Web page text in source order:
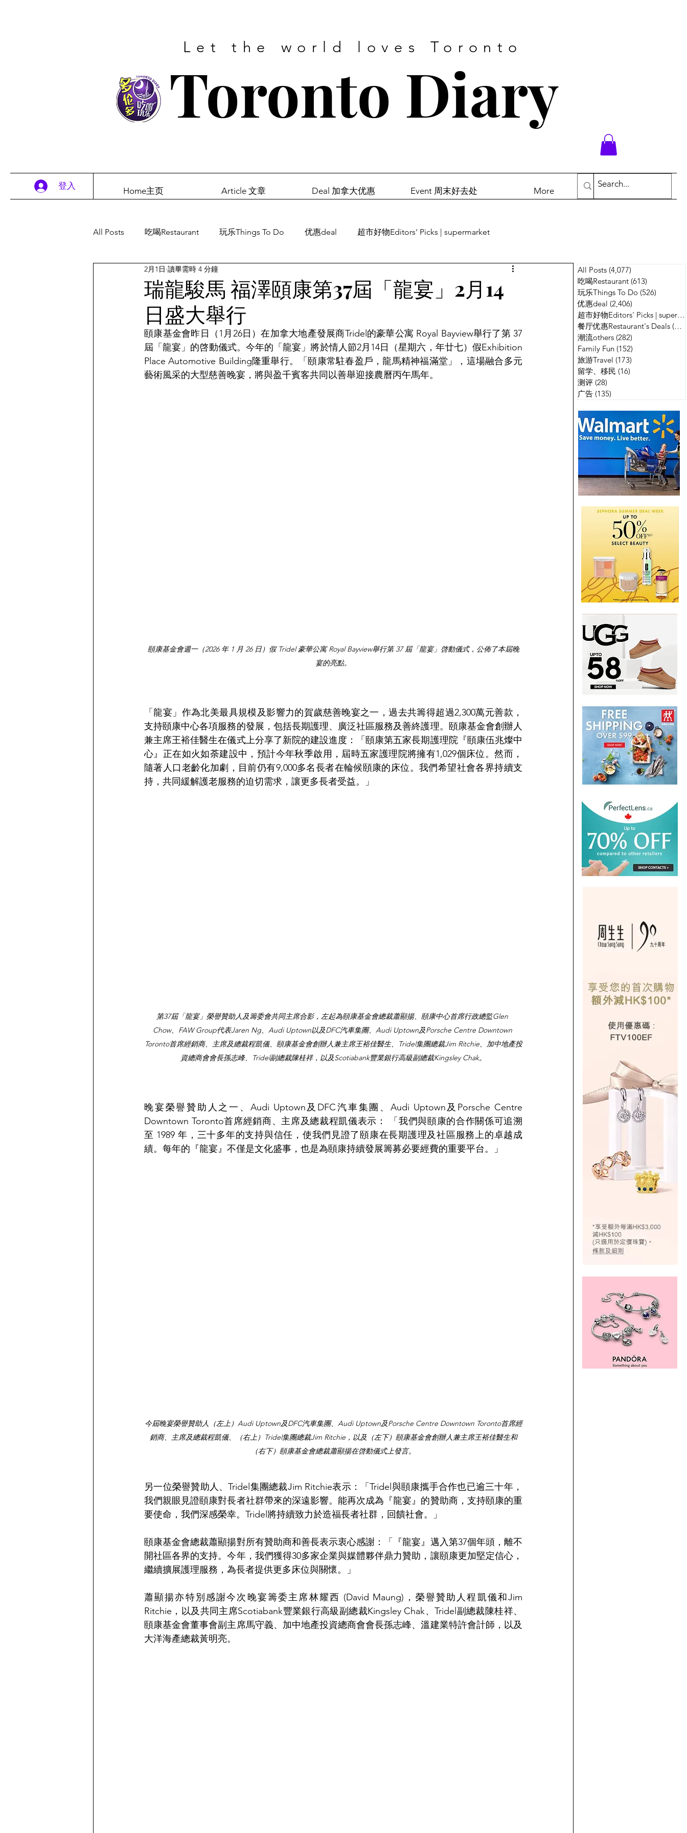
Let the world loves Toronto
Toronto Diary
登入 Home主页 Article 文章 Deal 加拿大优惠 Event 周末好去处 More
All Posts 吃喝Restaurant 玩乐Things To Do 优惠deal 超市好物Editors' Picks | supermarket
餐厅优惠Restaurant's Deals 广告
瑞龍駿馬 福澤頤康第37屆「龍宴」2月14
日盛大舉行
2月1日 讀畢需時 4 分鐘
頤康基金會昨日（1月26日）在加拿大地產發展商Tridel的豪華公寓 Royal Bayview舉行了第 37
屆「龍宴」的啓動儀式。今年的「龍宴」將於情人節2月14日（星期六，年廿七）假Exhibition
Place Automotive Building隆重舉行。「頤康常駐春盈戶，龍馬精神福滿堂」，這場融合多元
藝術風采的大型慈善晚宴，將與盈千賓客共同以善舉迎接農曆丙午馬年。
頤康基金會週一（2026 年 1 月 26 日）假 Tridel 豪華公寓 Royal Bayview舉行第 37 屆「龍宴」啓動儀式，公佈了本屆晚
宴的亮點。
「龍宴」作為北美最具規模及影響力的賀歲慈善晚宴之一，過去共籌得超過2,300萬元善款，
支持頤康中心各項服務的發展，包括長期護理、廣泛社區服務及善終護理。頤康基金會創辦人
兼主席王裕佳醫生在儀式上分享了新院的建設進度：「頤康第五家長期護理院『頤康伍兆燦中
心』正在如火如荼建設中，預計今年秋季啟用，屆時五家護理院將擁有1,029個床位。然而，
隨著人口老齡化加劇，目前仍有9,000多名長者在輪候頤康的床位。我們希望社會各界持續支
持，共同緩解護老服務的迫切需求，讓更多長者受益。」
第37屆「龍宴」榮譽贊助人及籌委會共同主席合影，左起為頤康基金會總裁蕭顯揚、頤康中心首席行政總監Glen
Chow、FAW Group代表Jaren Ng、Audi Uptown以及DFC汽車集團、Audi Uptown及Porsche Centre Downtown
Toronto首席經銷商、主席及總裁程凱儀、頤康基金會創辦人兼主席王裕佳醫生、Tridel集團總裁Jim Ritchie、加中地產投
資總商會會長孫志峰、Tridel副總裁陳桂祥，以及Scotiabank豐業銀行高級副總裁Kingsley Chak。
晚宴榮譽贊助人之一、Audi Uptown及DFC汽車集團、Audi Uptown及Porsche Centre
Downtown Toronto首席經銷商、主席及總裁程凱儀表示： 「我們與頤康的合作關係可追溯
至 1989 年，三十多年的支持與信任，使我們見證了頤康在長期護理及社區服務上的卓越成
績。每年的『龍宴』不僅是文化盛事，也是為頤康持續發展籌募必要經費的重要平台。」
今屆晚宴榮譽贊助人（左上）Audi Uptown及DFC汽車集團、Audi Uptown及Porsche Centre Downtown Toronto首席經
銷商、主席及總裁程凱儀、（右上）Tridel集團總裁Jim Ritchie，以及（左下）頤康基金會創辦人兼主席王裕佳醫生和
（右下）頤康基金會總裁蕭顯揚在啓動儀式上發言。
另一位榮譽贊助人、Tridel集團總裁Jim Ritchie表示：「Tridel與頤康攜手合作也已逾三十年，
我們親眼見證頤康對長者社群帶來的深遠影響。能再次成為『龍宴』的贊助商，支持頤康的重
要使命，我們深感榮幸。Tridel將持續致力於造福長者社群，回饋社會。」
頤康基金會總裁蕭顯揚對所有贊助商和善長表示衷心感謝：「『龍宴』邁入第37個年頭，離不
開社區各界的支持。今年，我們獲得30多家企業與媒體夥伴鼎力贊助，讓頤康更加堅定信心，
繼續擴展護理服務，為長者提供更多床位與關懷。」
蕭顯揚亦特別感謝今次晚宴籌委主席林耀西 (David Maung)，榮譽贊助人程凱儀和Jim
Ritchie，以及共同主席Scotiabank豐業銀行高級副總裁Kingsley Chak、Tridel副總裁陳桂祥、
頤康基金會董事會副主席馬守義、加中地產投資總商會會長孫志峰、溫建業特許會計師，以及
大洋海產總裁黃明亮。
All Posts (4,077)
吃喝Restaurant (613)
玩乐Things To Do (526)
优惠deal (2,406)
超市好物Editors' Picks | supermarket
餐厅优惠Restaurant's Deals (134)
潮流others (282)
Family Fun (152)
旅游Travel (173)
留学、移民 (16)
测评 (28)
广告 (135)